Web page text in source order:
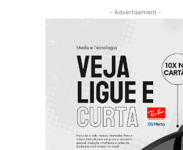
- Advertisement -